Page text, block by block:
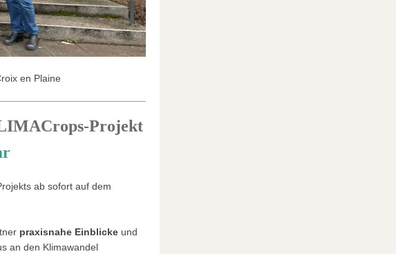
en Plaine
Projekt
ab sofort auf dem
praxisnahe Einblicke und
an den Klimawandel